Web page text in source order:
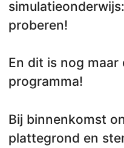
proberen!
En dit is nog maar
programma!
Bij binnenkomst
plattegrond en